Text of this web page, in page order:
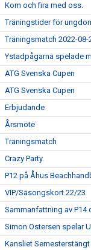
Kom och fira med oss.
Träningstider för
Träningsmatch 2022-08-
Ystadpågarna spelade
ATG Svenska Cupen
ATG Svenska Cupen
Erbjudande
Årsmöte
Träningsmatch
Crazy Party.
P12 på Åhus
VIP/Säsongskort 22/23
Sammanfattning av P14
Simon Ostersen spelar
Kansliet Semesterstängt